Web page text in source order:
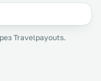
Travelpayouts.